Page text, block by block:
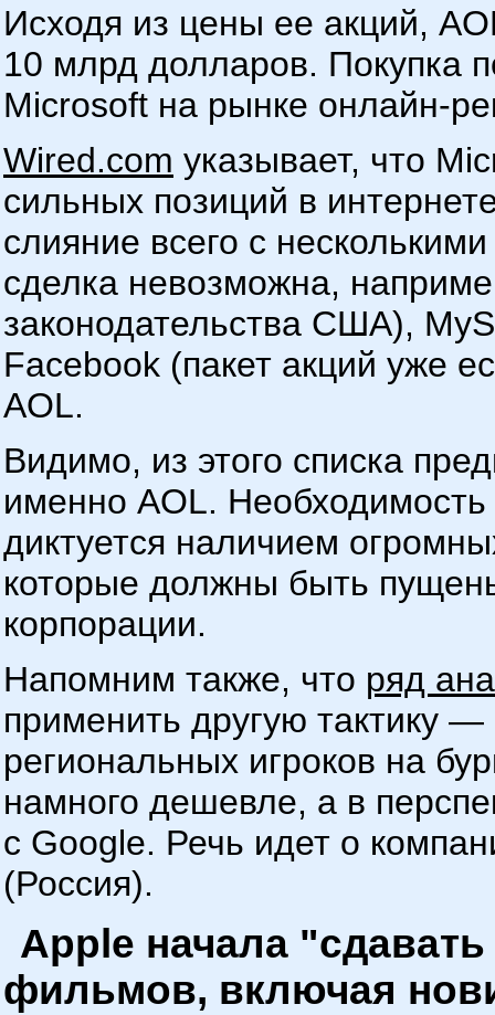
Исходя из цены ее акций,
10 млрд долларов. Покупка
Microsoft на рынке онлайн-
Wired.com указывает, что
сильных позиций в
слияние всего с
сделка невозможна,
законодательства США),
Facebook (пакет акций уже
AOL.
Видимо, из этого списка
именно AOL.
диктуется наличием
которые должны быть
корпорации.
Напомним также, что ряд
применить другую тактику —
региональных игроков на
намного дешевле, а в
с Google. Речь идет о
(Россия).
Apple начала
фильмов, включая